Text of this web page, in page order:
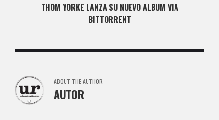
THOM YORKE LANZA SU NUEVO ALBUM VIA
BITTORRENT
ABOUT THE AUTHOR
AUTOR